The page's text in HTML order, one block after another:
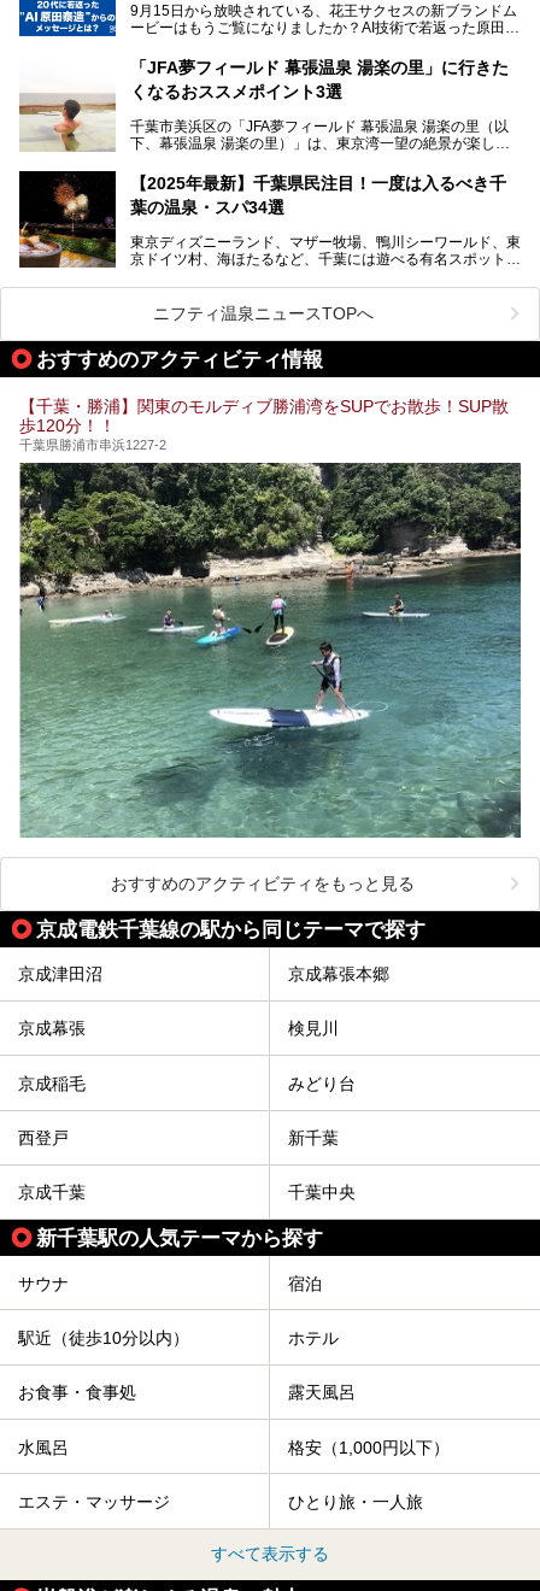
本記事では、人気スーパー銭湯から絶景施設、コワーキング
スペースや休憩スペースが充実した施設、子連れファミリー
向けの施設など、目的に合わせたおすすめの施設を紹介しま
す。
ださい。
───
提供元：SPA＆HOTEL舞浜ユーラシア【PR】
です。
9月15日から放映されている、花王サクセスの新ブランドム
ービーはもうご覧になりましたか？AI技術で若返った原田泰
伝えるムービーです。公開を記念して、スパメッツァおおた
か竜泉寺の湯にて体験イベントを開催。花王サクセスの製品
が無料で試せるチャンスです！
提供元：花王株式会社【PR】
この記事は花王株式会社商品のPRレポート記事です。
「JFA夢フィールド 幕張温泉 湯楽の里」に行きた
くなるおススメポイント3選
千葉市美浜区の「JFA夢フィールド 幕張温泉 湯楽の里（以
下、幕張温泉 湯楽の里）」は、東京湾一望の絶景が楽しめ
設備も天然温泉の露天風呂、サウナ、岩盤浴のほか、高濃度
炭酸泉、海の見えるお休み処や食事処、展望抜群の屋上ま
で、年代を問わずたっぷり楽しめます。
今回は人気のこの施設の中でも、特におススメしたい3つの
ポイントについて厳選してお届けします。読めばきっと、行
【2025年最新】千葉県民注目！一度は入るべき千
葉の温泉・スパ34選
東京ディズニーランド、マザー牧場、鴨川シーワールド、東
京ドイツ村、海ほたるなど、千葉には遊べる有名スポットが
県で生まれ、千葉県で育ち、つい最近まで千葉在住だった私
がお勧めする、一度は入るべき千葉の温泉・スパ34選をま
とめました。
ニフティ温泉ニュースTOPへ
おすすめのアクティビティ情報
【千葉・勝浦】関東のモルディブ勝浦湾をSUPでお散歩！SUP散
歩120分！！
千葉県勝浦市串浜1227-2
おすすめのアクティビティをもっと見る
京成電鉄千葉線の駅から同じテーマで探す
京成津田沼 京成幕張本郷
京成幕張 検見川
京成稲毛 みどり台
西登戸 新千葉
京成千葉 千葉中央
新千葉駅の人気テーマから探す
サウナ 宿泊
駅近（徒歩10分以内） ホテル
お食事・食事処 露天風呂
水風呂 格安（1,000円以下）
エステ・マッサージ ひとり旅・一人旅
すべて表示する